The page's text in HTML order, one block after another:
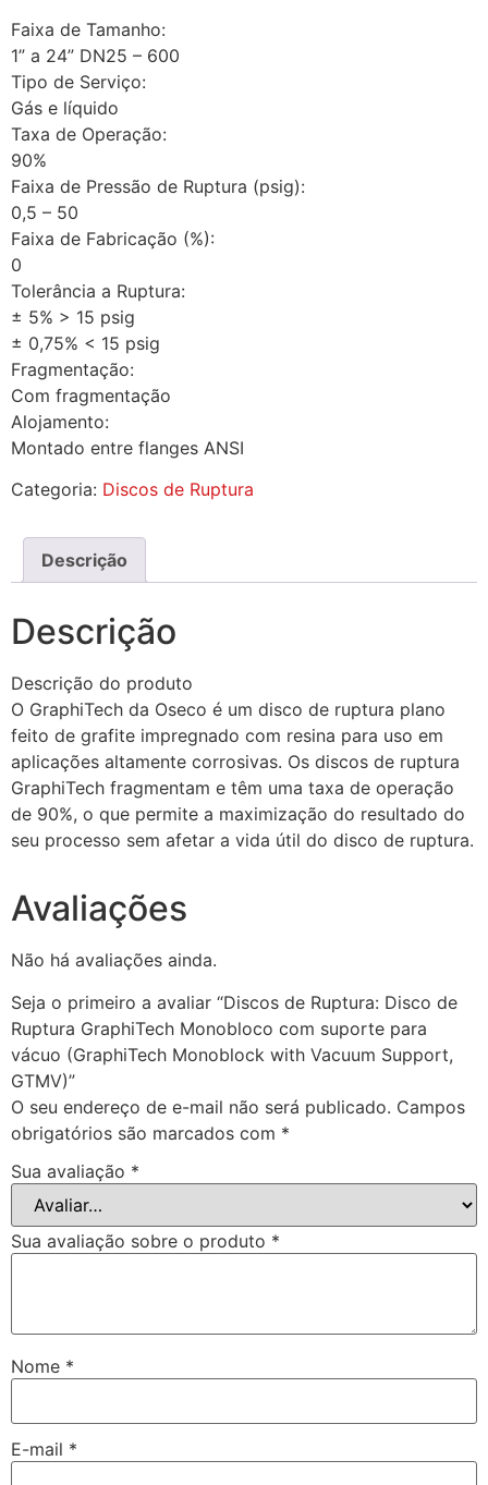
Faixa de Tamanho:
1” a 24” DN25 – 600
Tipo de Serviço:
Gás e líquido
Taxa de Operação:
90%
Faixa de Pressão de Ruptura (psig):
0,5 – 50
Faixa de Fabricação (%):
0
Tolerância a Ruptura:
± 5% > 15 psig
± 0,75% < 15 psig
Fragmentação:
Com fragmentação
Alojamento:
Montado entre flanges ANSI
Categoria: Discos de Ruptura
Descrição
Descrição
Descrição do produto
O GraphiTech da Oseco é um disco de ruptura plano
feito de grafite impregnado com resina para uso em
aplicações altamente corrosivas. Os discos de ruptura
GraphiTech fragmentam e têm uma taxa de operação
de 90%, o que permite a maximização do resultado do
seu processo sem afetar a vida útil do disco de ruptura.
Avaliações
Não há avaliações ainda.
Seja o primeiro a avaliar “Discos de Ruptura: Disco de
Ruptura GraphiTech Monobloco com suporte para
vácuo (GraphiTech Monoblock with Vacuum Support,
GTMV)”
O seu endereço de e-mail não será publicado. Campos
obrigatórios são marcados com *
Sua avaliação *
Sua avaliação sobre o produto *
Nome *
E-mail *